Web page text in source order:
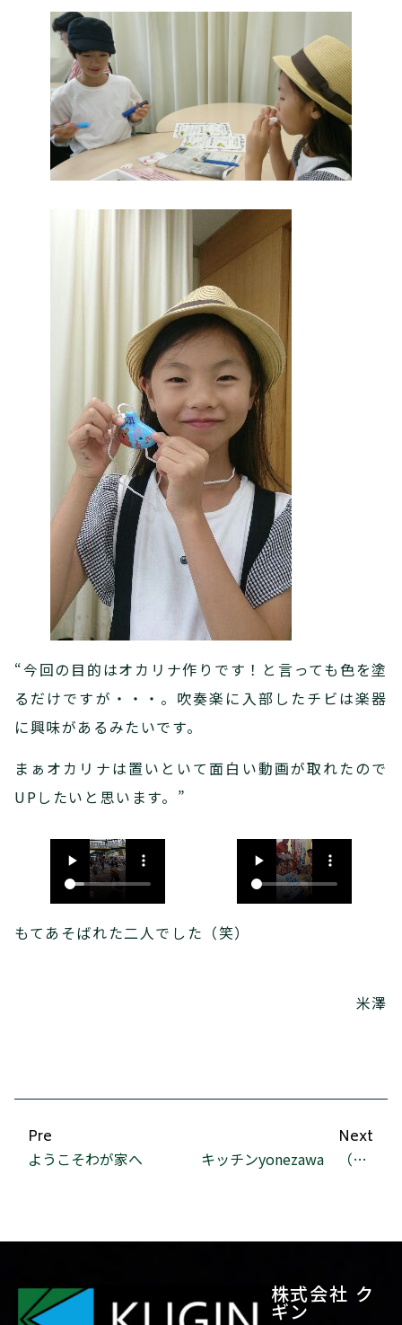
“今回の目的はオカリナ作りです！と言っても色を塗
るだけですが・・・。吹奏楽に入部したチビは楽器
に興味があるみたいです。
まぁオカリナは置いといて面白い動画が取れたので
UPしたいと思います。”
もてあそばれた二人でした（笑）
米澤
Pre
ようこそわが家へ
Next
キッチンyonezawa （焼き豚編）
株式会社 ク
ギン